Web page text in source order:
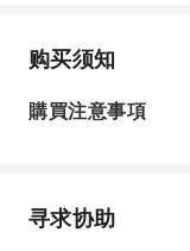
购买须知
購買注意事項
寻求协助